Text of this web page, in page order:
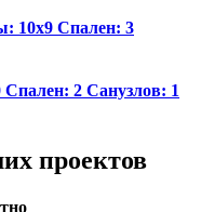
10х9 Спален: 3
Спален: 2 Санузлов: 1
проектов